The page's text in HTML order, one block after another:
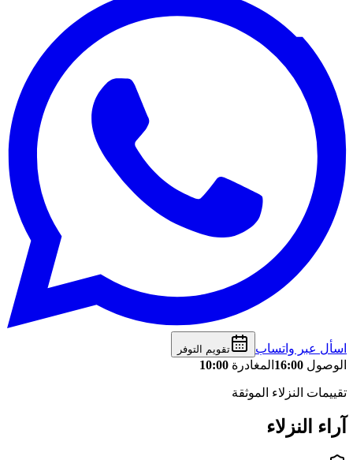
اسأل عبر واتساب تقويم التوفر
الوصول 16:00 المغادرة 10:00
تقييمات النزلاء الموثقة
آراء النزلاء